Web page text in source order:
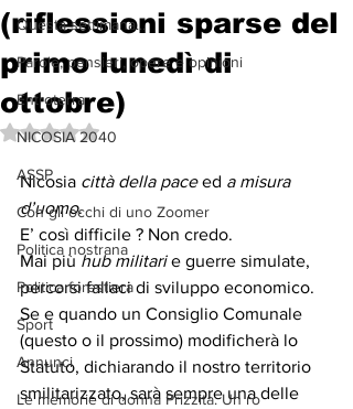
Questa settimana...
Parole, pensieri, opere e opinioni
Entroterra
NICOSIA 2040
ASSP
Con gli occhi di uno Zoomer
Politica nostrana
Politica forestiera
Sport
Annunci
Le memorie di donna Prizzita. Un ro
(riflessioni sparse del
primo lunedì di
ottobre)
Valutazione NaN stelle su 5.
Nicosia città della pace ed a misura
d’uomo.
E’ così difficile ? Non credo.
Mai più hub militari e guerre simulate,
percorsi fallaci di sviluppo economico.
Se e quando un Consiglio Comunale
(questo o il prossimo) modificherà lo
Statuto, dichiarando il nostro territorio
smilitarizzato, sarà sempre una delle